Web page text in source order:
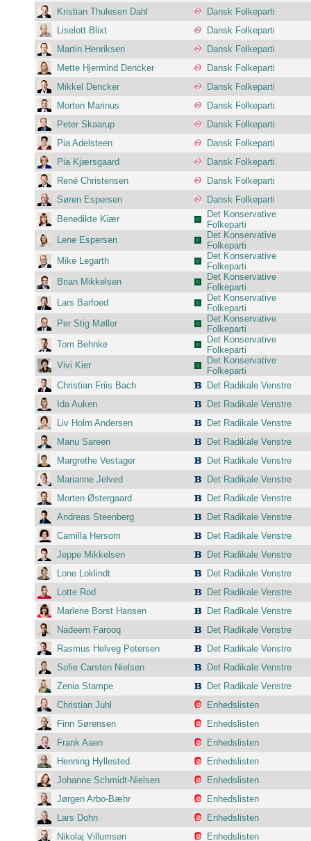
Kristian Thulesen Dahl
Dansk Folkeparti
Liselott Blixt
Dansk Folkeparti
Martin Henriksen
Dansk Folkeparti
Mette Hjermind Dencker
Dansk Folkeparti
Mikkel Dencker
Dansk Folkeparti
Morten Marinus
Dansk Folkeparti
Peter Skaarup
Dansk Folkeparti
Pia Adelsteen
Dansk Folkeparti
Pia Kjærsgaard
Dansk Folkeparti
René Christensen
Dansk Folkeparti
Søren Espersen
Dansk Folkeparti
Benedikte Kiær
Det Konservative
Folkeparti
Lene Espersen
Det Konservative
Folkeparti
Mike Legarth
Det Konservative
Folkeparti
Brian Mikkelsen
Det Konservative
Folkeparti
Lars Barfoed
Det Konservative
Folkeparti
Per Stig Møller
Det Konservative
Folkeparti
Tom Behnke
Det Konservative
Folkeparti
Vivi Kier
Det Konservative
Folkeparti
Christian Friis Bach
Det Radikale Venstre
Ida Auken
Det Radikale Venstre
Liv Holm Andersen
Det Radikale Venstre
Manu Sareen
Det Radikale Venstre
Margrethe Vestager
Det Radikale Venstre
Marianne Jelved
Det Radikale Venstre
Morten Østergaard
Det Radikale Venstre
Andreas Steenberg
Det Radikale Venstre
Camilla Hersom
Det Radikale Venstre
Jeppe Mikkelsen
Det Radikale Venstre
Lone Loklindt
Det Radikale Venstre
Lotte Rod
Det Radikale Venstre
Marlene Borst Hansen
Det Radikale Venstre
Nadeem Farooq
Det Radikale Venstre
Rasmus Helveg Petersen
Det Radikale Venstre
Sofie Carsten Nielsen
Det Radikale Venstre
Zenia Stampe
Det Radikale Venstre
Christian Juhl
Enhedslisten
Finn Sørensen
Enhedslisten
Frank Aaen
Enhedslisten
Henning Hyllested
Enhedslisten
Johanne Schmidt-Nielsen
Enhedslisten
Jørgen Arbo-Bæhr
Enhedslisten
Lars Dohn
Enhedslisten
Nikolaj Villumsen
Enhedslisten